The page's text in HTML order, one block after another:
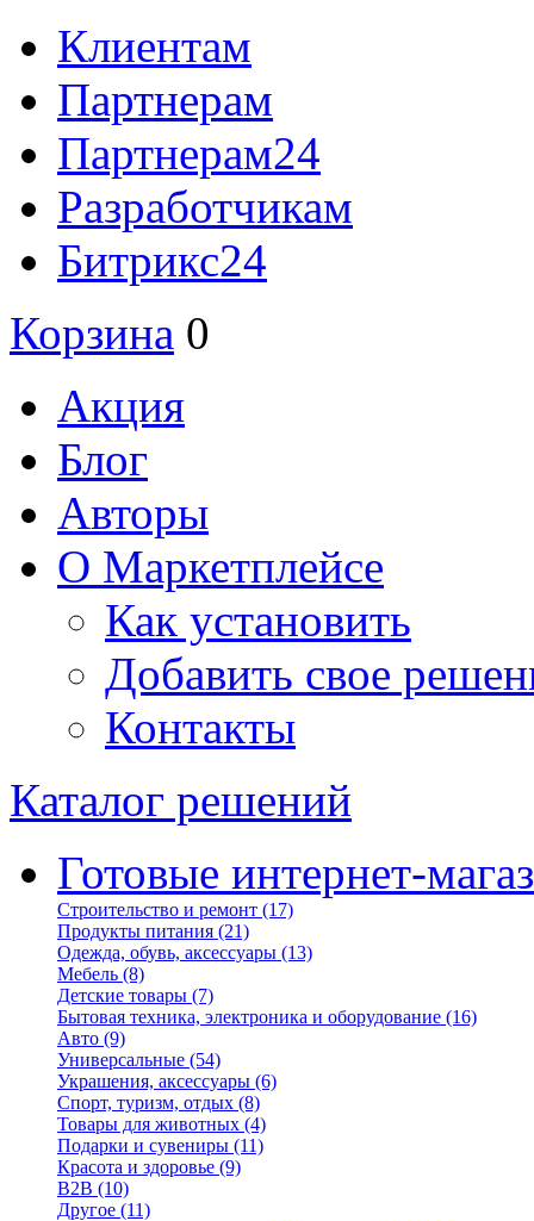
Клиентам
Партнерам
Партнерам24
Разработчикам
Битрикс24
Корзина 0
Акция
Блог
Авторы
О Маркетплейсе
Как установить
Добавить свое
Контакты
Каталог решений
Готовые интернет-
Строительство и ремонт (17)
Продукты питания (21)
Одежда, обувь, аксессуары (13)
Мебель (8)
Детские товары (7)
Бытовая техника, электроника и оборудование (16)
Авто (9)
Универсальные (54)
Украшения, аксессуары (6)
Спорт, туризм, отдых (8)
Товары для животных (4)
Подарки и сувениры (11)
Красота и здоровье (9)
B2B (10)
Другое (11)